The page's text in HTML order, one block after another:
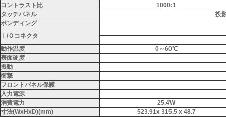
コントラスト比
1000:1
タッチパネル
投
ボンディング
Ｉ/Ｏコネクタ
動作温度
0～60℃
表面硬度
振動
衝撃
フロントパネル保護
入力電源
消費電力
25.4W
寸法(WxHxD)(mm)
523.91x 315.5 x 48.7